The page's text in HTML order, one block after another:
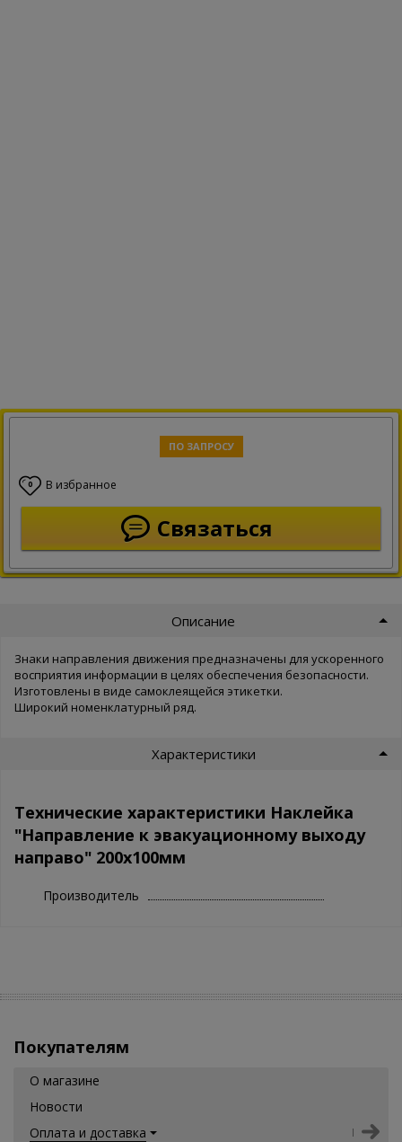
ПО ЗАПРОСУ
0 В избранное
Связаться
Описание
Знаки направления движения предназначены для ускоренного
восприятия информации в целях обеспечения безопасности.
Изготовлены в виде самоклеящейся этикетки.
Широкий номенклатурный ряд.
Характеристики
Технические характеристики Наклейка
"Направление к эвакуационному выходу
направо" 200х100мм
Производитель
Покупателям
О магазине
Новости
Оплата и доставка